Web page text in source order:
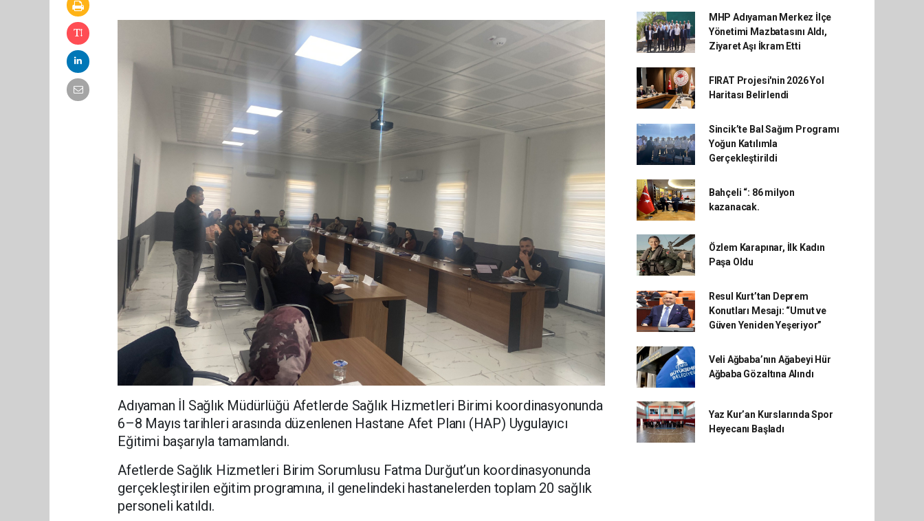
Adıyaman İl Sağlık Müdürlüğü Afetlerde Sağlık Hizmetleri Birimi koordinasyonunda
6–8 Mayıs tarihleri arasında düzenlenen Hastane Afet Planı (HAP) Uygulayıcı
Eğitimi başarıyla tamamlandı.
Afetlerde Sağlık Hizmetleri Birim Sorumlusu Fatma Durğut’un koordinasyonunda
gerçekleştirilen eğitim programına, il genelindeki hastanelerden toplam 20 sağlık
personeli katıldı.
MHP Adıyaman Merkez İlçe
Yönetimi Mazbatasını Aldı,
Ziyaret Aşı İkram Etti
FIRAT Projesi'nin 2026 Yol
Haritası Belirlendi
Sincik’te Bal Sağım Programı
Yoğun Katılımla
Gerçekleştirildi
Bahçeli “: 86 milyon
kazanacak.
Özlem Karapınar, İlk Kadın
Paşa Oldu
Resul Kurt’tan Deprem
Konutları Mesajı: “Umut ve
Güven Yeniden Yeşeriyor”
Veli Ağbaba’nın Ağabeyi Hür
Ağbaba Gözaltına Alındı
Yaz Kur’an Kurslarında Spor
Heyecanı Başladı